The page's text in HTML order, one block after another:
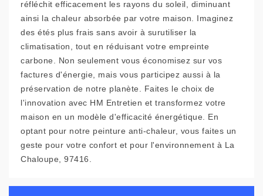
réfléchit efficacement les rayons du soleil, diminuant
ainsi la chaleur absorbée par votre maison. Imaginez
des étés plus frais sans avoir à surutiliser la
climatisation, tout en réduisant votre empreinte
carbone. Non seulement vous économisez sur vos
factures d'énergie, mais vous participez aussi à la
préservation de notre planète. Faites le choix de
l'innovation avec HM Entretien et transformez votre
maison en un modèle d'efficacité énergétique. En
optant pour notre peinture anti-chaleur, vous faites un
geste pour votre confort et pour l'environnement à La
Chaloupe, 97416.